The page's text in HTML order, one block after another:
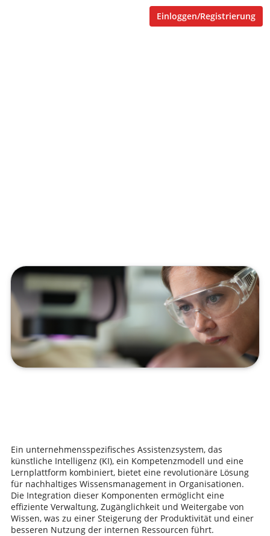
Einloggen/Registrierung
Ein unternehmensspezifisches Assistenzsystem, das
künstliche Intelligenz (KI), ein Kompetenzmodell und eine
Lernplattform kombiniert, bietet eine revolutionäre Lösung
für nachhaltiges Wissensmanagement in Organisationen.
Die Integration dieser Komponenten ermöglicht eine
effiziente Verwaltung, Zugänglichkeit und Weitergabe von
Wissen, was zu einer Steigerung der Produktivität und einer
besseren Nutzung der internen Ressourcen führt.